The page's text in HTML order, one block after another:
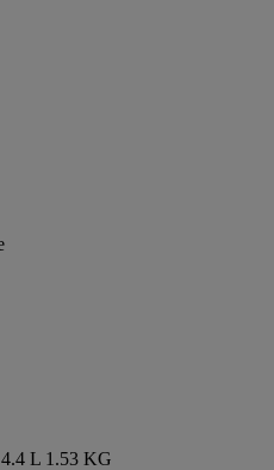
4.4 L 1.53 KG